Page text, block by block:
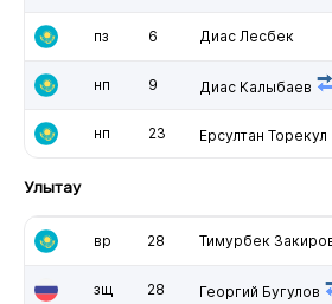
пз 6 Диас Лесбек
нп 9 Диас Калыбаев
нп 23 Ерсултан Торекул
Улытау
вр 28 Тимурбек
зщ 28 Георгий Бугулов